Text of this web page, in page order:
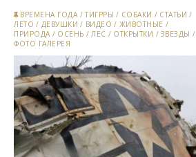
ВРЕМЕНА ГОДА /ТИГРРЫ / СОБАКИ / СТАТЬИ /
ЛЕТО / ДЕВУШКИ / ВИДЕО / ЖИВОТНЫЕ /
ПРИРОДА / ОСЕНЬ /ЛЕС / ОТКРЫТКИ / ЗВЕЗДЫ /
ФОТО ГАЛЕРЕЯ